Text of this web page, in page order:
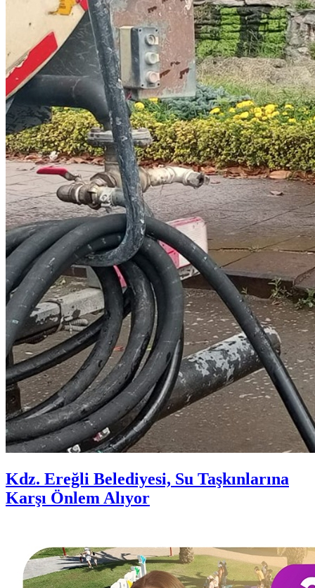
Kdz. Ereğli Belediyesi, Su Taşkınlarına
Karşı Önlem Alıyor